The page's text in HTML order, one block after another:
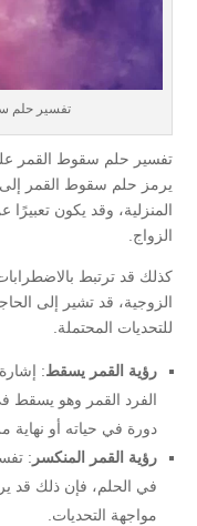
تفسير حلم
تفسير حلم سقوط القمر
يرمز حلم سقوط القمر إلى
المنزلية، وقد يكون
الزواج.
كذلك قد ترتبط
الزوجية، قد تشير إلى
للتحديات المحتملة.
رؤية القمر يسقط:
الفرد القمر وهو يسقط
دورة في حياته أو نهاية
رؤية القمر المنكسر :
في الحلم، فإن ذلك قد
مواجهة التحديات.